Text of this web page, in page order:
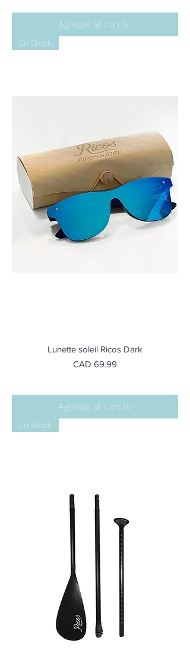
Agregar al carrito
En Stock
Lunette soleil Ricos Dark
Precio
CAD 69.99
Agregar al carrito
En Stock